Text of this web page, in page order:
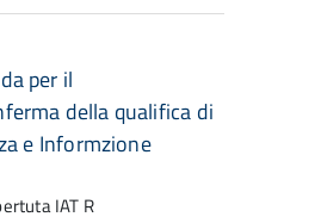
per il
della qualifica di
e Informzione
IAT R